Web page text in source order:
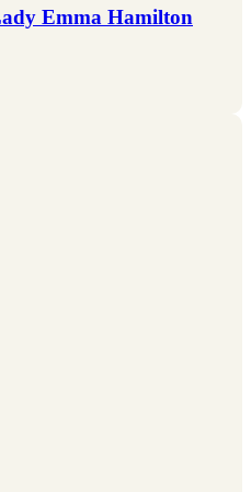
Emma Hamilton